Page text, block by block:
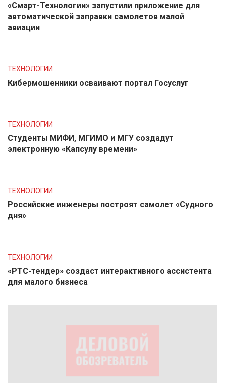
«Смарт-Технологии» запустили приложение для
автоматической заправки самолетов малой
авиации
ТЕХНОЛОГИИ
Кибермошенники осваивают портал Госуслуг
ТЕХНОЛОГИИ
Студенты МИФИ, МГИМО и МГУ создадут
электронную «Капсулу времени»
ТЕХНОЛОГИИ
Российские инженеры построят самолет «Судного
дня»
ТЕХНОЛОГИИ
«РТС-тендер» создаст интерактивного ассистента
для малого бизнеса